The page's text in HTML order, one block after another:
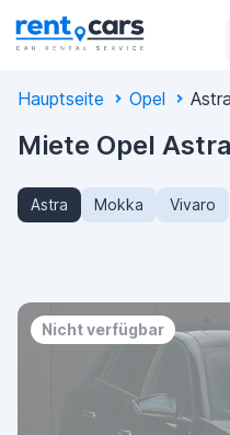
Hauptseite Opel Astra
Miete Opel
Astra Mokka Vivaro
Nicht verfügbar